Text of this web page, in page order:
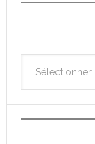
des
News